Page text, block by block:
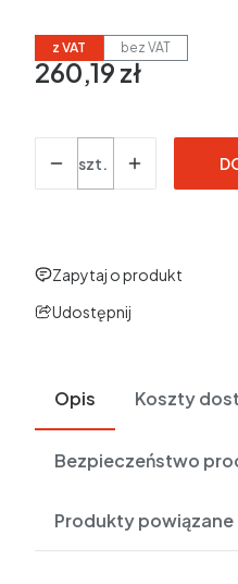
z VAT bez VAT
Cena
260,19 zł
w tym 23% VAT
23%
szt.
Zapytaj o produkt
Udostępnij
Opis Koszty
Bezpieczeństwo
Produkty powiązane